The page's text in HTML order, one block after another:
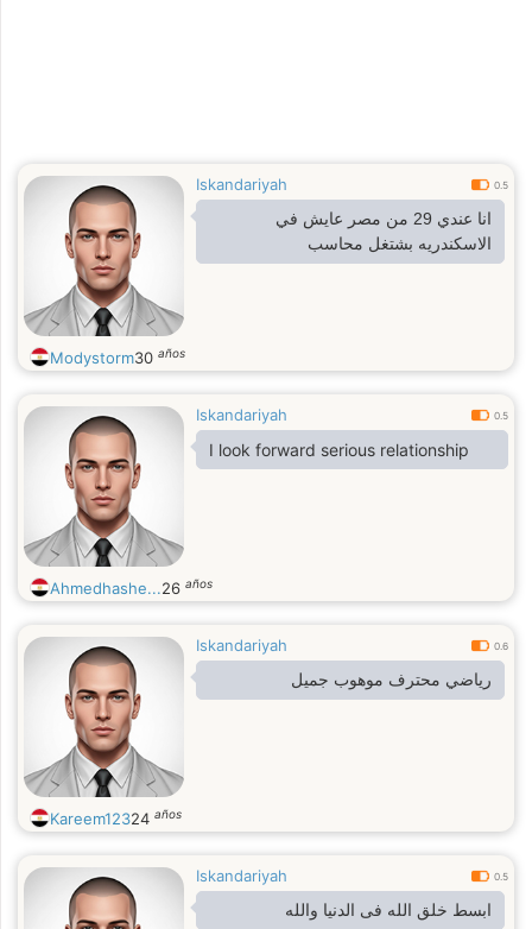
Iskandariyah 0.5
انا عندي 29 من مصر عايش في
الاسكندريه بشتغل محاسب
Modystorm30 años
Iskandariyah 0.5
I look forward serious relationship
Ahmedhashe...26 años
Iskandariyah 0.6
رياضي محترف موهوب جميل
Kareem12324 años
Iskandariyah 0.5
ابسط خلق الله فى الدنيا والله